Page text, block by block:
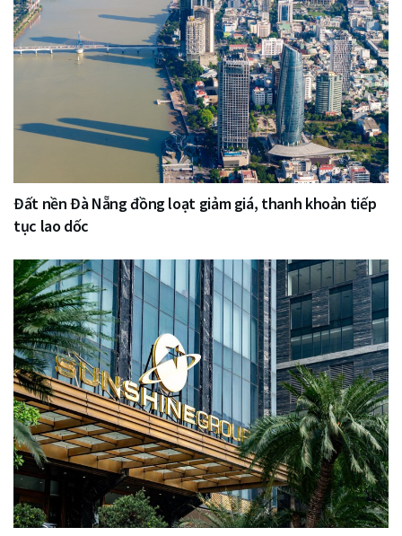
Đất nền Đà Nẵng đồng loạt giảm giá, thanh khoản tiếp
tục lao dốc